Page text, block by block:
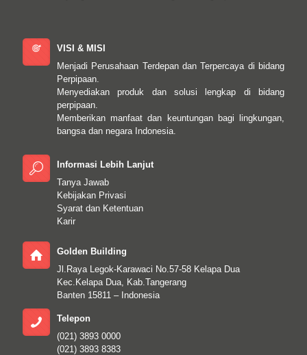
VISI & MISI
Menjadi Perusahaan Terdepan dan Terpercaya di bidang
Perpipaan.
Menyediakan produk dan solusi lengkap di bidang
perpipaan.
Memberikan manfaat dan keuntungan bagi lingkungan,
bangsa dan negara Indonesia.
Informasi Lebih Lanjut
Tanya Jawab
Kebijakan Privasi
Syarat dan Ketentuan
Karir
Golden Building
Jl.Raya Legok-Karawaci No.57-58 Kelapa Dua
Kec.Kelapa Dua, Kab.Tangerang
Banten 15811 – Indonesia
Telepon
(021) 3893 0000
(021) 3893 8383